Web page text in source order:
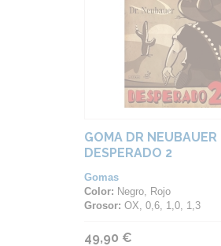
GOMA DR NEUBAUER
DESPERADO 2
Gomas
Color: Negro, Rojo
Grosor: OX, 0,6, 1,0, 1,3
49,90 €